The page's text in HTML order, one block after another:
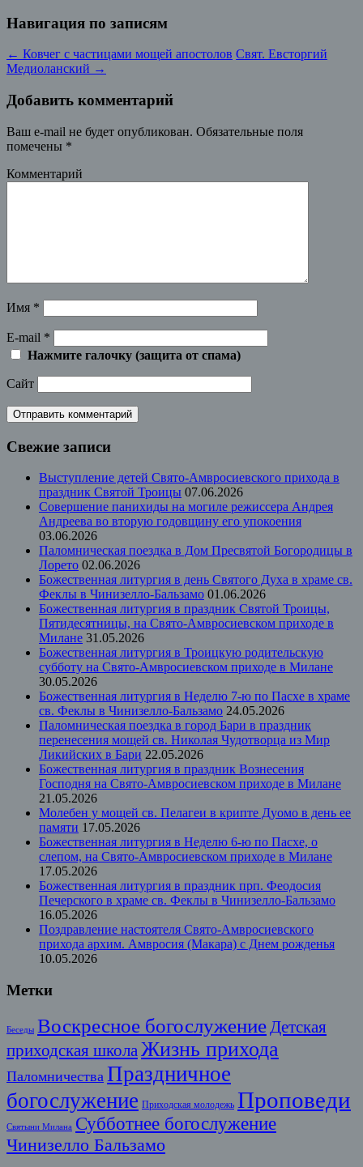
Навигация по записям
← Ковчег с частицами мощей апостолов Свят. Евсторгий
Медиоланский →
Добавить комментарий
Ваш e-mail не будет опубликован. Обязательные поля
помечены *
Комментарий
Имя *
E-mail *
Нажмите галочку (защита от спама)
Сайт
Свежие записи
Выступление детей Свято-Амвросиевского прихода в
праздник Святой Троицы 07.06.2026
Совершение панихиды на могиле режиссера Андрея
Андреева во вторую годовщину его упокоения
03.06.2026
Паломническая поездка в Дом Пресвятой Богородицы в
Лорето 02.06.2026
Божественная литургия в день Святого Духа в храме св.
Феклы в Чинизелло-Бальзамо 01.06.2026
Божественная литургия в праздник Святой Троицы,
Пятидесятницы, на Свято-Амвросиевском приходе в
Милане 31.05.2026
Божественная литургия в Троицкую родительскую
субботу на Свято-Амвросиевском приходе в Милане
30.05.2026
Божественная литургия в Неделю 7-ю по Пасхе в храме
св. Феклы в Чинизелло-Бальзамо 24.05.2026
Паломническая поездка в город Бари в праздник
перенесения мощей св. Николая Чудотворца из Мир
Ликийских в Бари 22.05.2026
Божественная литургия в праздник Вознесения
Господня на Свято-Амвросиевском приходе в Милане
21.05.2026
Молебен у мощей св. Пелагеи в крипте Дуомо в день ее
памяти 17.05.2026
Божественная литургия в Неделю 6-ю по Пасхе, о
слепом, на Свято-Амвросиевском приходе в Милане
17.05.2026
Божественная литургия в праздник прп. Феодосия
Печерского в храме св. Феклы в Чинизелло-Бальзамо
16.05.2026
Поздравление настоятеля Свято-Амвросиевского
прихода архим. Амвросия (Макара) с Днем рожденья
10.05.2026
Метки
Беседы Воскресное богослужение Детская
приходская школа Жизнь прихода
Паломничества Праздничное
богослужение Приходская молодежь Проповеди
Святыни Милана Субботнее богослужение
Чинизелло Бальзамо